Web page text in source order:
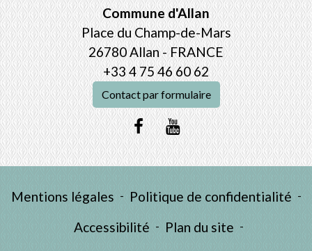
Commune d'Allan
Place du Champ-de-Mars
26780 Allan - FRANCE
+33 4 75 46 60 62
Contact par formulaire
Mentions légales - Politique de confidentialité -
Accessibilité - Plan du site -